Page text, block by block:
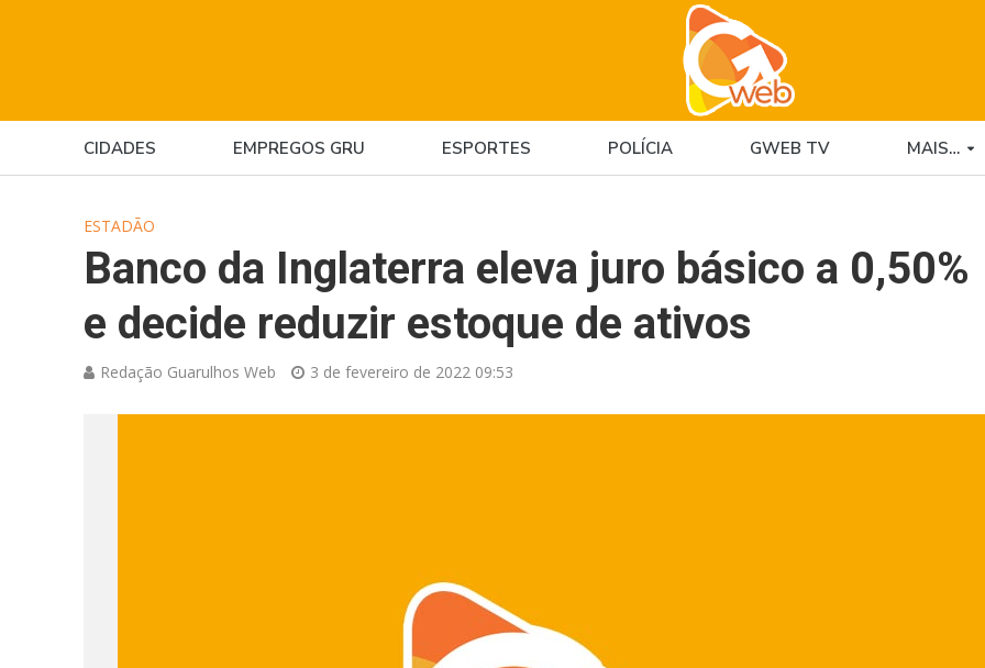
CIDADES EMPREGOS GRU ESPORTES POLÍCIA GWEB TV MAIS…
ESTADÃO
Banco da Inglaterra eleva juro básico a 0,50%
e decide reduzir estoque de ativos
Redação Guarulhos Web 3 de fevereiro de 2022 09:53